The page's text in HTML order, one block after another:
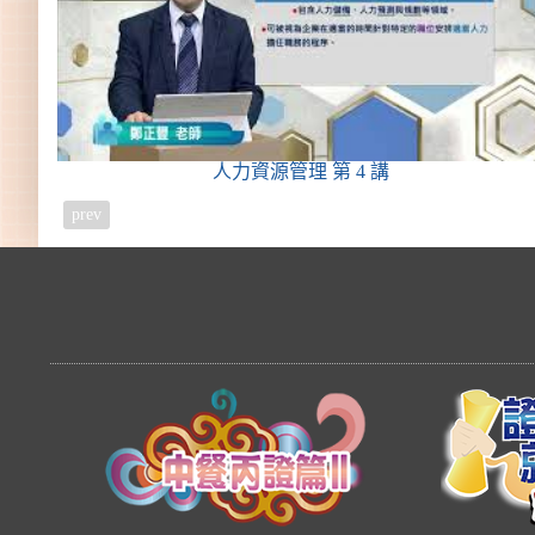
人力資源管理 第 4 講
prev